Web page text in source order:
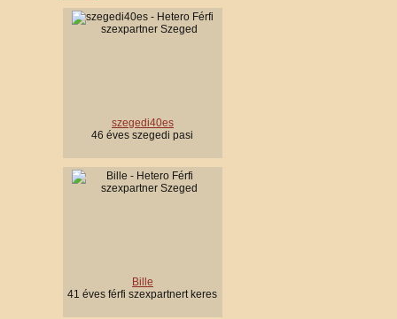
szegedi40es
46 éves szegedi pasi
Bille
41 éves férfi szexpartnert keres